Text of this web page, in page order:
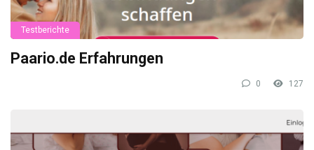
Testberichte
Paario.de Erfahrungen
0 127